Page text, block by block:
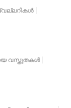
വസ്തുതകൾ